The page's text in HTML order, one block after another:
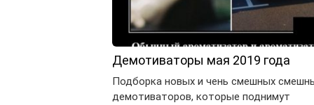
Демотиваторы мая 2019 года
Подборка новых и чень смешных
демотиваторов, которые поднимут